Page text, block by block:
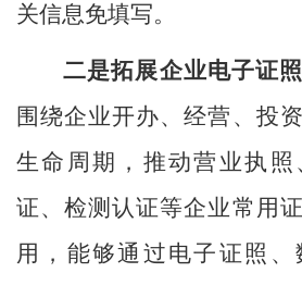
关信息免填写。
二是拓展企业电子证
围绕企业开办、经营、投
生命周期，推动营业执
证、检测认证等企业常用
用，能够通过电子证照